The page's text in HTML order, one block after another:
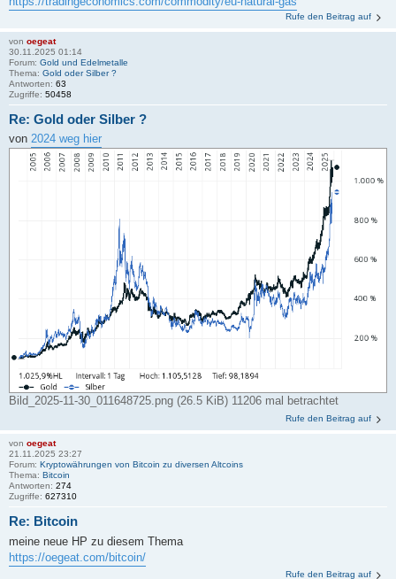
Rufe den Beitrag auf
von oegeat
30.11.2025 01:14
Forum: Gold und Edelmetalle
Thema: Gold oder Silber ?
Antworten: 63
Zugriffe: 50458
Re: Gold oder Silber ?
von 2024 weg hier
Bild_2025-11-30_011648725.png (26.5 KiB) 11206 mal betrachtet
Rufe den Beitrag auf
von oegeat
21.11.2025 23:27
Forum: Kryptowährungen von Bitcoin zu diversen Altcoins
Thema: Bitcoin
Antworten: 274
Zugriffe: 627310
Re: Bitcoin
meine neue HP zu diesem Thema
https://oegeat.com/bitcoin/
Rufe den Beitrag auf